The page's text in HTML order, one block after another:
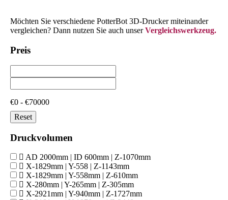
Möchten Sie verschiedene PotterBot 3D-Drucker miteinander
vergleichen? Dann nutzen Sie auch unserVergleichswerkzeug.
Preis
€0 - €70000
Reset
Druckvolumen
AD 2000mm | ID 600mm | Z-1070mm
X-1829mm | Y-558 | Z-1143mm
X-1829mm | Y-558mm | Z-610mm
X-280mm | Y-265mm | Z-305mm
X-2921mm | Y-940mm | Z-1727mm